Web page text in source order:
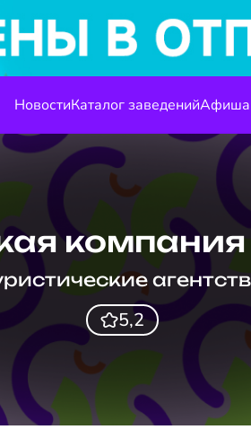
НовостиКаталог заведенийАфиша
5,2